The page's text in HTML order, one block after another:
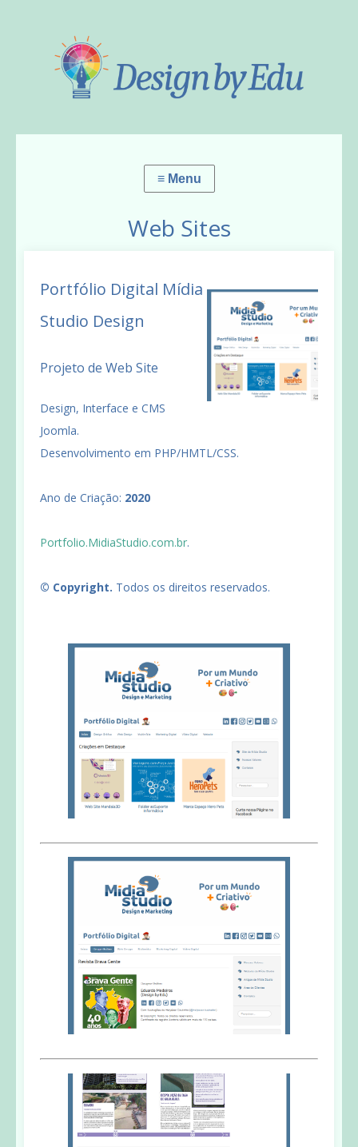
Web Sites
Portfólio Digital Mídia
Studio Design
Projeto de Web Site
Design, Interface e CMS
Joomla.
Desenvolvimento em PHP/HMTL/CSS.
Ano de Criação: 2020
Portfolio.MidiaStudio.com.br.
© Copyright. Todos os direitos reservados.